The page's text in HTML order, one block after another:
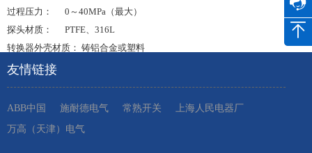
过程压力： 0～40MPa（最大）
探头材质： PTFE、316L
转换器外壳材质： 铸铝合金或塑料
友情链接
ABB中国 施耐德电气 常熟开关
上海人民电器厂
万高（天津）电气